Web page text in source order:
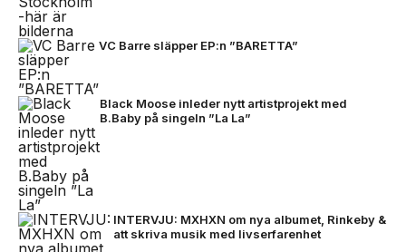
VC Barre släpper EP:n ”BARETTA”
Black Moose inleder nytt artistprojekt med
B.Baby på singeln ”La La”
INTERVJU: MXHXN om nya albumet, Rinkeby &
att skriva musik med livserfarenhet